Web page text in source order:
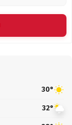
30°
32°